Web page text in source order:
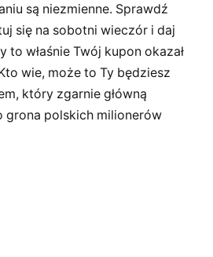
są niezmienne. Sprawdź
się na sobotni wieczór i daj
to właśnie Twój kupon okazał
wie, może to Ty będziesz
który zgarnie główną
grona polskich milionerów